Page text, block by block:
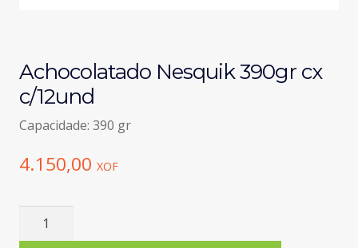
Achocolatado Nesquik 390gr cx
c/12und
Capacidade: 390 gr
4.150,00 XOF
Quantidade